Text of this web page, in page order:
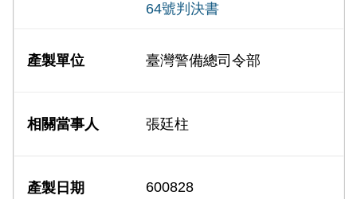
64號判決書
臺灣警備總司令部
張廷柱
600828